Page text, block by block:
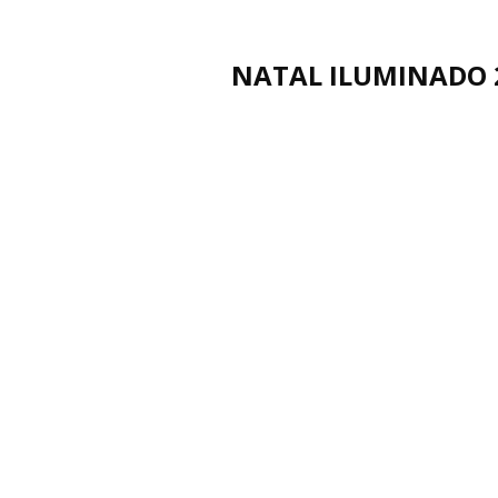
NATAL ILUMINADO